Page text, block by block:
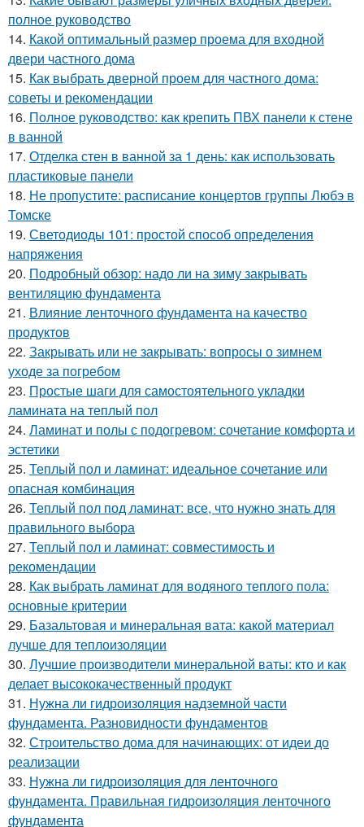
полное руководство
14. Какой оптимальный размер проема для входной
двери частного дома
15. Как выбрать дверной проем для частного дома:
советы и рекомендации
16. Полное руководство: как крепить ПВХ панели к стене
в ванной
17. Отделка стен в ванной за 1 день: как использовать
пластиковые панели
18. Не пропустите: расписание концертов группы Любэ в
Томске
19. Светодиоды 101: простой способ определения
напряжения
20. Подробный обзор: надо ли на зиму закрывать
вентиляцию фундамента
21. Влияние ленточного фундамента на качество
продуктов
22. Закрывать или не закрывать: вопросы о зимнем
уходе за погребом
23. Простые шаги для самостоятельного укладки
ламината на теплый пол
24. Ламинат и полы с подогревом: сочетание комфорта и
эстетики
25. Теплый пол и ламинат: идеальное сочетание или
опасная комбинация
26. Теплый пол под ламинат: все, что нужно знать для
правильного выбора
27. Теплый пол и ламинат: совместимость и
рекомендации
28. Как выбрать ламинат для водяного теплого пола:
основные критерии
29. Базальтовая и минеральная вата: какой материал
лучше для теплоизоляции
30. Лучшие производители минеральной ваты: кто и как
делает высококачественный продукт
31. Нужна ли гидроизоляция надземной части
фундамента. Разновидности фундаментов
32. Строительство дома для начинающих: от идеи до
реализации
33. Нужна ли гидроизоляция для ленточного
фундамента. Правильная гидроизоляция ленточного
фундамента